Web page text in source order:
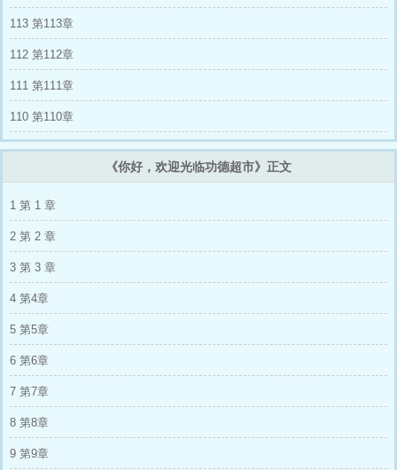
前，达成了友好合作的共识。 看着脸色苍白的
少爷的戏码，蓉省首富，能有华国爸爸的拳头大
优点，就是免费！ 霍云溪：也不全是免费
的…… 江沉意：嗯？？？你要工资？ 霍云溪：
让我吃饱就行了…… 直到江沉意三天没从房间
里出来后，才骤然明白此吃饱非彼吃饱：） 阅
实，文中世界也和现实不同！ 2.笔力有限，文
请不要人参公鸡(Ｔ▽Ｔ)攻击其他读者也不要，
系统奖励，但没法躺平》 云峥穿书了。 坏消
息：他带了个系统！ 但谁能告诉他，这个系统
励是一把能够自动挡雨并拥有无限防御的伞。
盏，还是个流落在外的真货！ 他去演悬疑剧，
很好，这三个奖励，自己一个都没办法拿出去
打包，主动找到国家上交。 那把伞被研究员拆
113 第113章
112 第112章
111 第111章
110 第110章
《你好，欢迎光临功德超市》正文
1 第 1 章
2 第 2 章
3 第 3 章
4 第4章
5 第5章
6 第6章
7 第7章
8 第8章
9 第9章